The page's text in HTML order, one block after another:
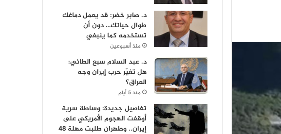
د. صابر خضر: قد يعمل دماغك
طوال حياتك… دون أن
تستخدمه كما ينبغي
منذ أسبوعين
د. عبد السلام سبع الطائي:
هل تغيّر حرب إيران وجه
العراق؟
منذ 5 أيام
تفاصيل جديدة: وساطة سرية
أوقفت الهجوم الأمريكي على
إيران.. وطهران طلبت مهلة 48